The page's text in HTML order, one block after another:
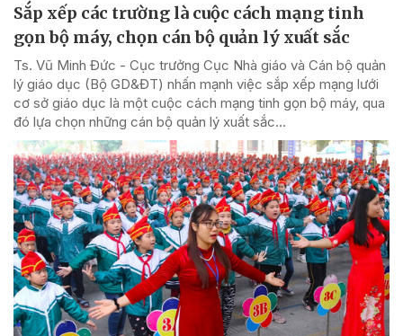
Sắp xếp các trường là cuộc cách mạng tinh
gọn bộ máy, chọn cán bộ quản lý xuất sắc
Ts. Vũ Minh Đức - Cục trưởng Cục Nhà giáo và Cán bộ quản
lý giáo dục (Bộ GD&ĐT) nhấn mạnh việc sắp xếp mạng lưới
cơ sở giáo dục là một cuộc cách mạng tinh gọn bộ máy, qua
đó lựa chọn những cán bộ quản lý xuất sắc...